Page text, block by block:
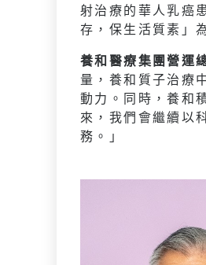
射治療的華人乳癌
存，保生活質素」
養和醫療集團營運
量，養和質子治療
動力。同時，養和
來，我們會繼續以
務。」